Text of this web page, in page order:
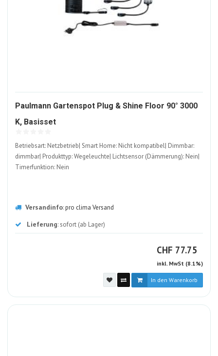
Paulmann Gartenspot Plug & Shine Floor 90° 3000
K, Basisset1340167-
Betriebsart: Netzbetrieb| Smart Home: Nicht kompatibel| Dimmbar:
dimmbar| Produkttyp: Wegeleuchte| Lichtsensor (Dämmerung): Nein|
Timerfunktion: Nein
Versandinfo:pro clima Versand
Lieferung: sofort (ab Lager)
CHF CHF
77.75
inkl. MwSt (8.1%)
In den Warenkorb